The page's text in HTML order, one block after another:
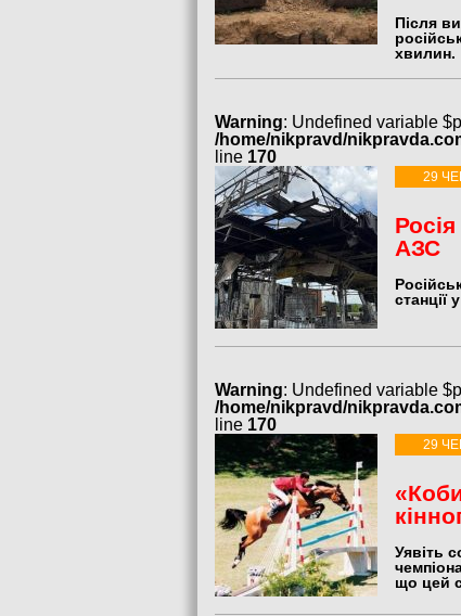
Після
хвилин.
Warning: Undefined variable
/home/nikpravd/
line 170
29
АЗС
станції
Warning: Undefined variable
/home/nikpravd/
line 170
29
Уявіть
що цей